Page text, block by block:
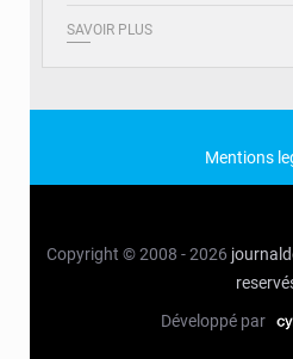
SAVOIR PLUS
Mentions
Copyright © 2008 - 2026
Développé par